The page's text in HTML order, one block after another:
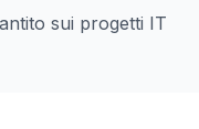
sui progetti IT